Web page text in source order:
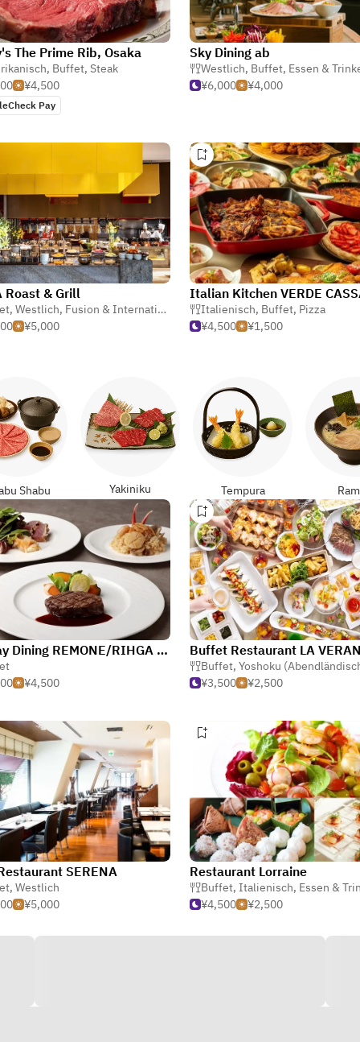
The Prime Rib, Osaka
, Buffet, Steak
¥4,500
Pay
Sky Dining ab
Westlich, Buffet, Essen &
¥6,000
¥4,000
Roast & Grill
, Westlich, Fusion & International
¥5,000
Italian Kitchen VERDE
Italienisch, Buffet, Pizza
¥4,500
¥1,500
Shabu Yakiniku Tempura
,
All Day Dining REMONE/RIHGA Royal Hotel Osaka
¥4,500
Buffet Restaurant LA
Buffet, Yoshoku (Abendländische
¥3,500
¥2,500
SERENA
, Westlich
¥5,000
Restaurant Lorraine
Buffet, Italienisch, Essen &
¥4,500
¥2,500